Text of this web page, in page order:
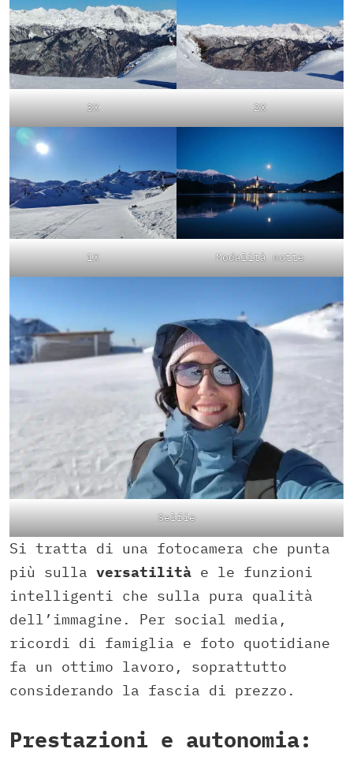
3X 2X
1X Modalità notte
Selfie
Si tratta di una fotocamera che punta
più sulla versatilità e le funzioni
intelligenti che sulla pura qualità
dell’immagine. Per social media,
ricordi di famiglia e foto quotidiane
fa un ottimo lavoro, soprattutto
considerando la fascia di prezzo.
Prestazioni e autonomia: